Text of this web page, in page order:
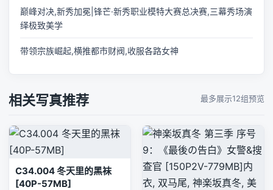
巅峰对决,新秀加冕|锋芒·新秀职业模特大赛总决赛,三幕秀场演
绎极致美学
带领宗族崛起,横推都市财阀,收服各路女神
相关写真推荐 最多展示12组预览
C34.004 冬天里的黑袜
[40P-57MB]